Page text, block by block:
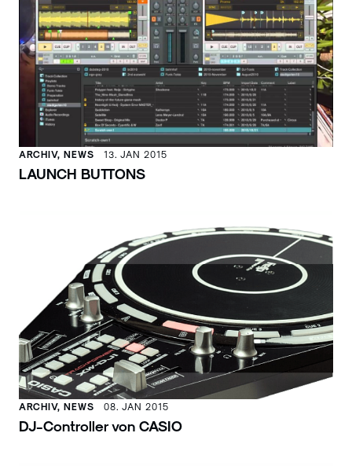
ARCHIV, NEWS 13. JAN 2015
LAUNCH BUTTONS
ARCHIV, NEWS 08. JAN 2015
DJ-Controller von CASIO